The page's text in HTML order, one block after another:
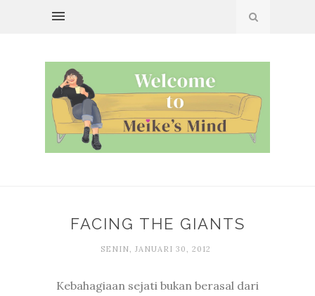
FACING THE GIANTS
SENIN, JANUARI 30, 2012
Kebahagiaan sejati bukan berasal dari